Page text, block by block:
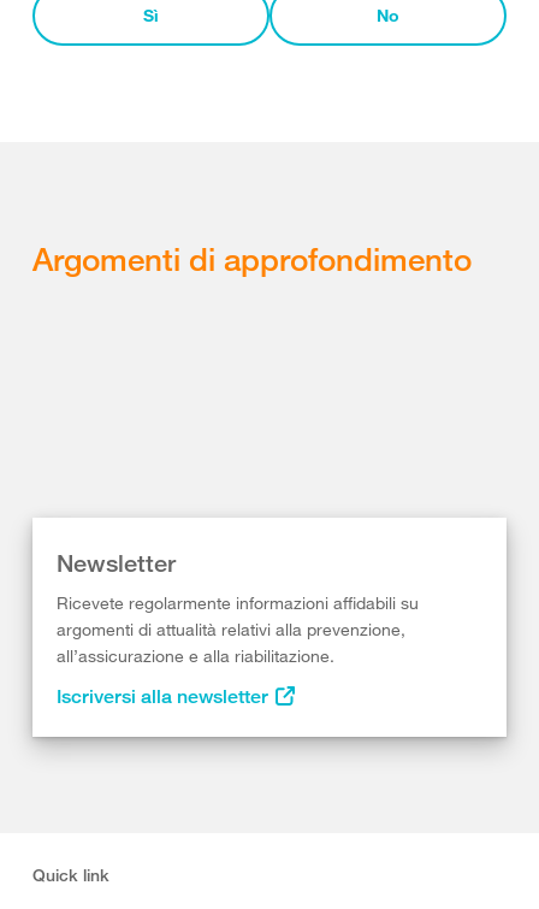
Sì No
Argomenti di approfondimento
Newsletter
Ricevete regolarmente informazioni affidabili su
argomenti di attualità relativi alla prevenzione,
all’assicurazione e alla riabilitazione.
Iscriversi alla newsletter
Quick link